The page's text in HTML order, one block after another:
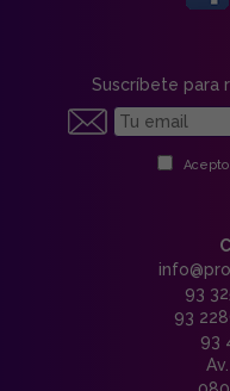
Suscríbete para
Acepto
93
93
93